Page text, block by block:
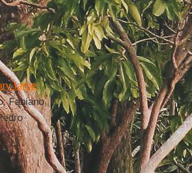
do
e
large
Fabiano